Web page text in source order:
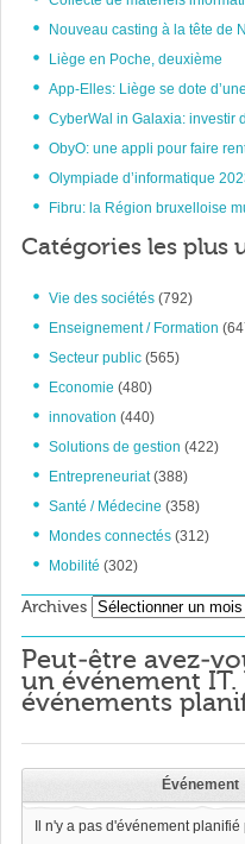
Nouveau casting à la tête de
Liège en Poche, deuxième
App-Elles: Liège se dote
CyberWal in Galaxia: investir
ObyO: une appli pour faire
Olympiade d’informatique
Fibru: la Région bruxelloise
Catégories les plus
Vie des sociétés (792)
Enseignement / Formation
Secteur public (565)
Economie (480)
innovation (440)
Solutions de gestion (422)
Entrepreneuriat(388)
Santé / Médecine (358)
Mondes connectés (312)
Mobilité (302)
Archives Archives
Peut-être avez-
un événement
événements
Événement
Il n'y a pas d'événement